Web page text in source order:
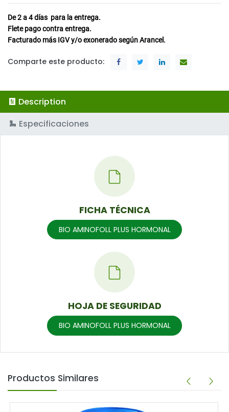
De 2 a 4días para la entrega.
Flete pago contra entrega.
Facturado más IGV y/o exonerado según Arancel.
Comparte este producto:
Description
Especificaciones
FICHA TÉCNICA
BIO AMINOFOLL PLUS HORMONAL
HOJA DE SEGURIDAD
BIO AMINOFOLL PLUS HORMONAL
Productos Similares